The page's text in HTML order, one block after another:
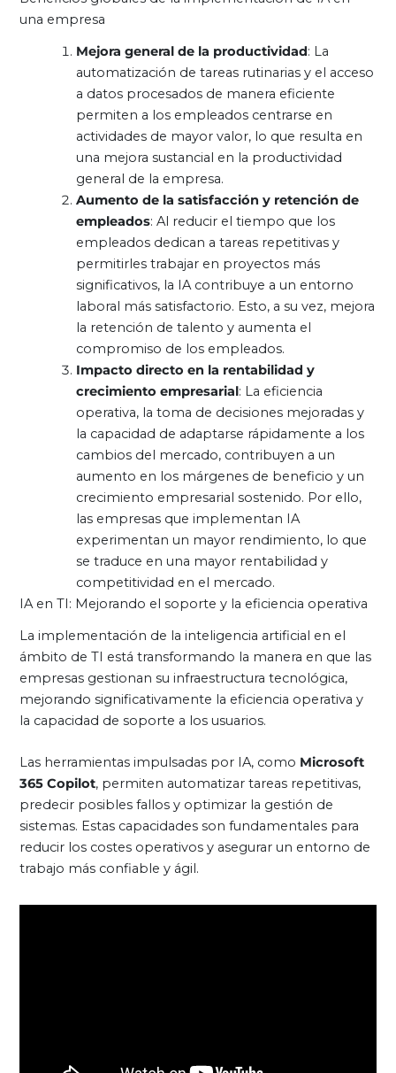
una empresa
Mejora general de la productividad: La
automatización de tareas rutinarias y el acceso
a datos procesados de manera eficiente
permiten a los empleados centrarse en
actividades de mayor valor, lo que resulta en
una mejora sustancial en la productividad
general de la empresa.
Aumento de la satisfacción y retención de
empleados: Al reducir el tiempo que los
empleados dedican a tareas repetitivas y
permitirles trabajar en proyectos más
significativos, la IA contribuye a un entorno
laboral más satisfactorio. Esto, a su vez, mejora
la retención de talento y aumenta el
compromiso de los empleados.
Impacto directo en la rentabilidad y
crecimiento empresarial: La eficiencia
operativa, la toma de decisiones mejoradas y
la capacidad de adaptarse rápidamente a los
cambios del mercado, contribuyen a un
aumento en los márgenes de beneficio y un
crecimiento empresarial sostenido. Por ello,
las empresas que implementan IA
experimentan un mayor rendimiento, lo que
se traduce en una mayor rentabilidad y
competitividad en el mercado.
IA en TI: Mejorando el soporte y la eficiencia operativa
La implementación de la inteligencia artificial en el
ámbito de TI está transformando la manera en que las
empresas gestionan su infraestructura tecnológica,
mejorando significativamente la eficiencia operativa y
la capacidad de soporte a los usuarios.
Las herramientas impulsadas por IA, como Microsoft
365 Copilot, permiten automatizar tareas repetitivas,
predecir posibles fallos y optimizar la gestión de
sistemas. Estas capacidades son fundamentales para
reducir los costes operativos y asegurar un entorno de
trabajo más confiable y ágil.